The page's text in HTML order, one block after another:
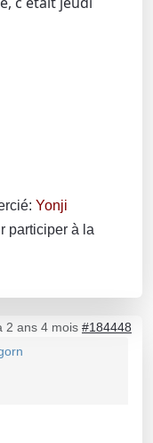
Yonji
participer à la
2 ans 4 mois #184448